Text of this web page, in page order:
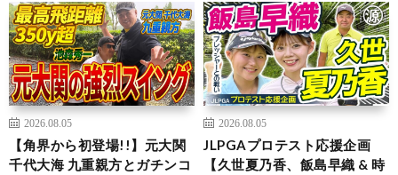
2026.08.05
【角界から初登場!!】元大関
千代大海 九重親方とガチンコ
2026.08.05
JLPGAプロテスト応援企画
【久世夏乃香、飯島早織 & 時